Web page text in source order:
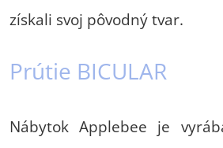
získali svoj pôvodný tvar.
Prútie BICULAR
Nábytok Applebee je